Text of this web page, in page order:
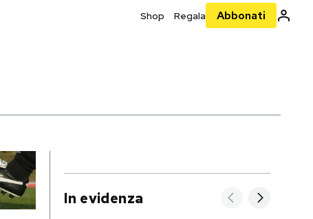
Shop Regala Abbonati
In evidenza